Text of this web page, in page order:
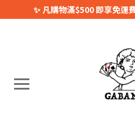
✨ 凡購物滿$500 即享免運